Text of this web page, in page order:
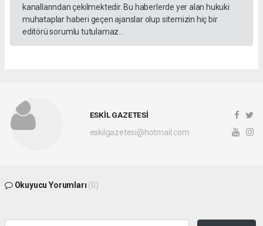
kanallarından çekilmektedir. Bu haberlerde yer alan hukuki
muhataplar haberi geçen ajanslar olup sitemizin hiç bir
editörü sorumlu tutulamaz...
ESKİL GAZETESİ
eskilgazetesi@hotmail.com
Okuyucu Yorumları (0)